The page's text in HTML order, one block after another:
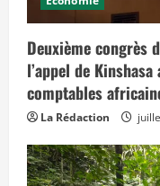
f
e
t
s
d
a
n
s
e
t
e
m
Deuxième congrès
l’appel de
comptables
La Rédaction